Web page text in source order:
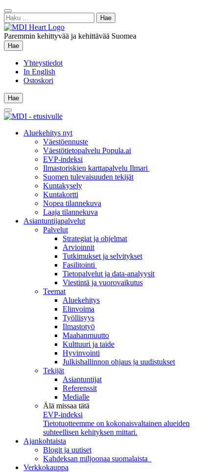
Siirry
sisältöön
Sulje
hae
Haku:
Paremmin kehittyvää ja kehittävää Suomea
Hae
Hae
Yhteystiedot
In English
Ostoskori
Hae
Hae
Main
Menu
Aluekehitys nyt
Väestöennuste
Väestötietopalvelu Popula.ai
EVP-indeksi
Ilmastoriskien karttapalvelu Ilmari
Suomen tulevaisuuden tekijät
Kuntakysely
Kuntakortti
Nopea tilannekuva
Laaja tilannekuva
Asiantuntijapalvelut
Palvelut
Strategiat ja ohjelmat
Arvioinnit
Tutkimukset ja selvitykset
Fasilitointi
Tietopalvelut ja data-analyysit
Viestintä ja vuorovaikutus
Teemat
Aluekehitys
Elinvoima
Työllisyys
Ilmastotyö
Maahanmuutto
Kulttuuri ja taide
Hyvinvointi
Julkishallinnon ohjaus ja uudistukset
Tekijät
Asiantuntijat
Referenssit
Medialle
Älä missaa tätä
EVP-indeksi
Tietotuotteemme on kokonaisvaltainen alueiden
suhteellisen kehityksen mittari.
Ajankohtaista
Blogit ja uutiset
Kahdeksan miljoonaa suomalaista
Verkkokauppa